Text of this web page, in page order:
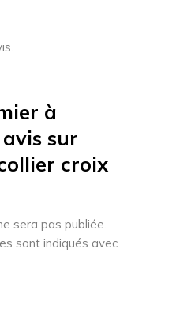
à
sur
croix
sera pas publiée.
sont indiqués avec